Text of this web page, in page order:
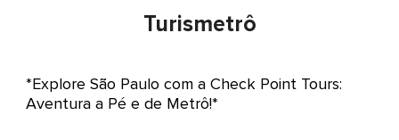
Turismetrô
*Explore São Paulo com a Check Point Tours:
Aventura a Pé e de Metrô!*